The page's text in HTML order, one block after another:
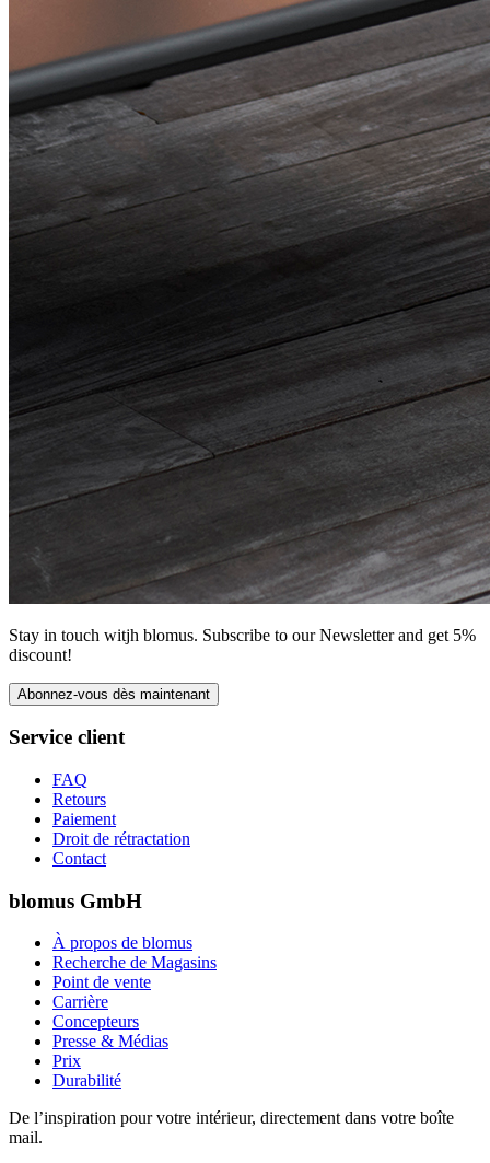
Stay in touch witjh blomus. Subscribe to our Newsletter and get 5%
discount!
Abonnez-vous dès maintenant
Service client
FAQ
Retours
Paiement
Droit de rétractation
Contact
blomus GmbH
À propos de blomus
Recherche de Magasins
Point de vente
Carrière
Concepteurs
Presse & Médias
Prix
Durabilité
De l’inspiration pour votre intérieur, directement dans votre boîte
mail.